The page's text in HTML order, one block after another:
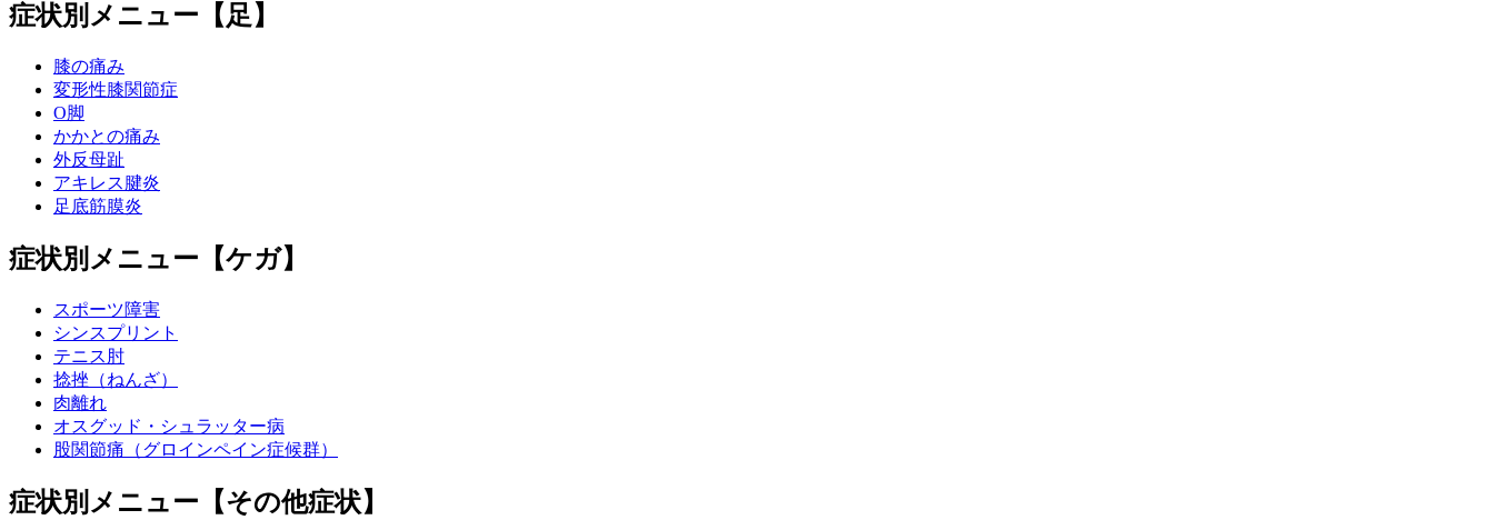
症状別メニュー【足】
膝の痛み
変形性膝関節症
O脚
かかとの痛み
外反母趾
アキレス腱炎
足底筋膜炎
症状別メニュー【ケガ】
スポーツ障害
シンスプリント
テニス肘
捻挫（ねんざ）
肉離れ
オスグッド・シュラッター病
股関節痛（グロインペイン症候群）
症状別メニュー【その他症状】